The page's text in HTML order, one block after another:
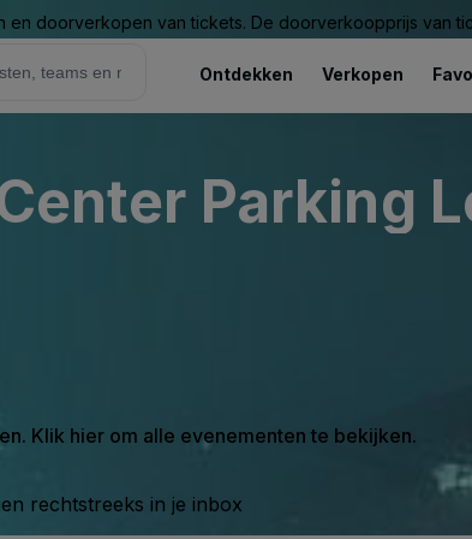
doorverkopen van tickets. De doorverkoopprijs van
Ontdekken Verkopen
Parking
Klik hier om alle evenementen te bekijken.
rechtstreeks in je inbox